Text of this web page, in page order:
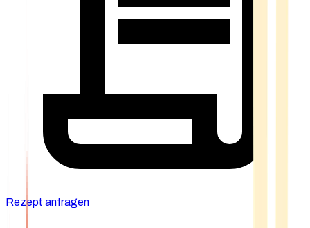
Rezept anfragen